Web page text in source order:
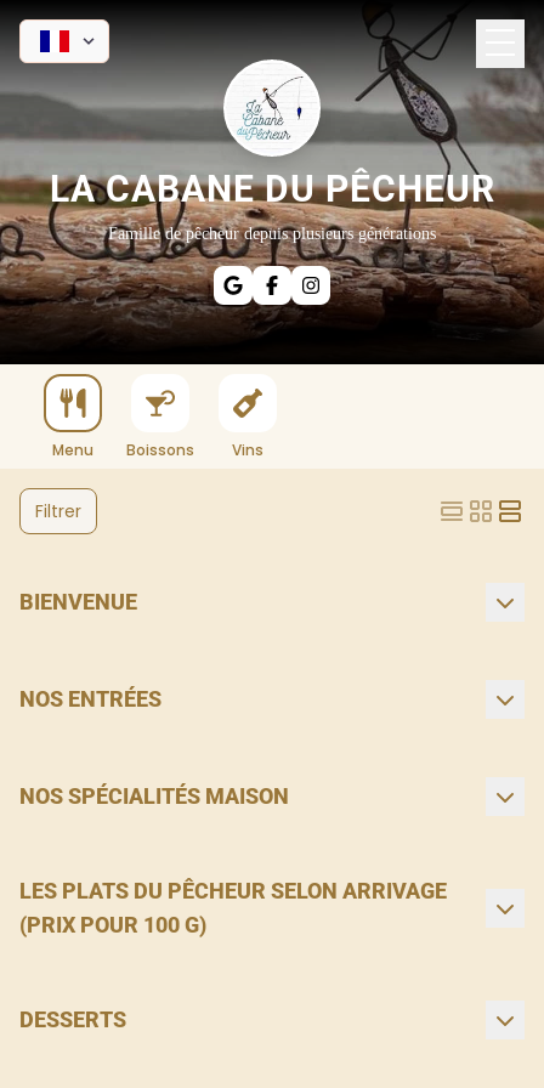
LA CABANE DU PÊCHEUR
Famille de pêcheur depuis plusieurs générations
Menu Boissons Vins
Filtrer
BIENVENUE
NOS ENTRÉES
NOS SPÉCIALITÉS MAISON
LES PLATS DU PÊCHEUR SELON ARRIVAGE
(PRIX POUR 100 G)
DESSERTS